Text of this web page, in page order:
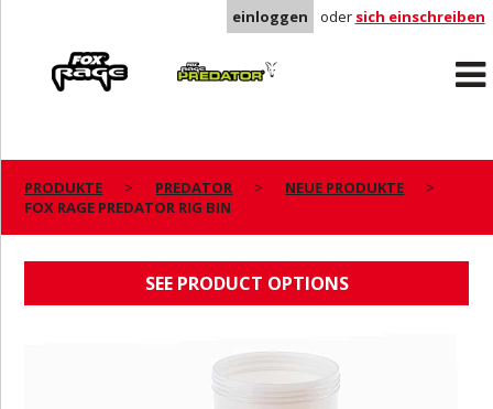
einloggen oder sich einschreiben
Predator
PRODUKTE PREDATOR
NEUE PRODUKTE
FOX RAGE PREDATOR RIG BIN
SEE PRODUCT OPTIONS